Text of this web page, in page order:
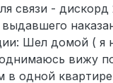
связи - дискорд
Шел домой ( я
вижу
в одной